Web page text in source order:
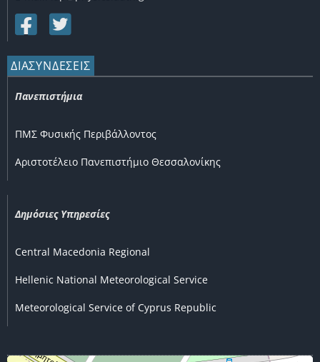
ΔΙΑΣΥΝΔΕΣΕΙΣ
Πανεπιστήμια
ΠΜΣ Φυσικής Περιβάλλοντος
Αριστοτέλειο Πανεπιστήμιο Θεσσαλονίκης
Δημόσιες Υπηρεσίες
Central Macedonia Regional
Hellenic National Meteorological Service
Meteorological Service of Cyprus Republic